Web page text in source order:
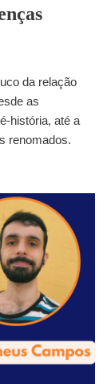
da relação
as
história, até a
renomados.